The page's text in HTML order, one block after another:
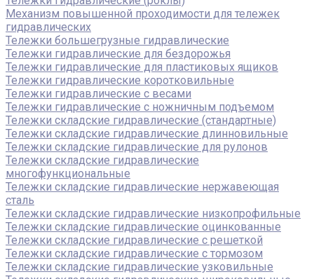
Механизм повышенной проходимости для тележек
гидравлических
Тележки большегрузные гидравлические
Тележки гидравлические для бездорожья
Тележки гидравлические для пластиковых ящиков
Тележки гидравлические коротковильные
Тележки гидравлические с весами
Тележки гидравлические с ножничным подъемом
Тележки складские гидравлические (стандартные)
Тележки складские гидравлические длинновильные
Тележки складские гидравлические для рулонов
Тележки складские гидравлические
многофункциональные
Тележки складские гидравлические нержавеющая
сталь
Тележки складские гидравлические низкопрофильные
Тележки складские гидравлические оцинкованные
Тележки складские гидравлические с решеткой
Тележки складские гидравлические с тормозом
Тележки складские гидравлические узковильные